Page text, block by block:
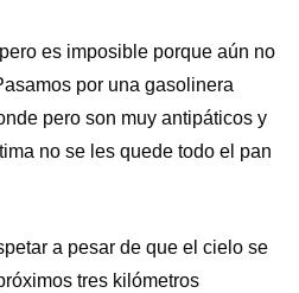
es imposible porque aún no
por una gasolinera
pero son muy antipáticos y
no se les quede todo el pan
a pesar de que el cielo se
tres kilómetros